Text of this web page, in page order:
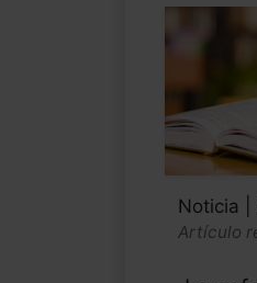
Noticia |
Artículo